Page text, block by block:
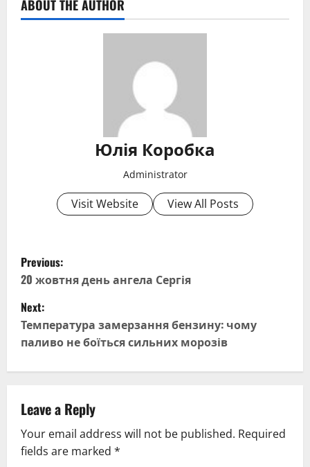
ABOUT THE AUTHOR
Юлія Коробка
Administrator
Visit Website View All Posts
P
o
s
t
n
a
v
i
Previous:
20 жовтня день ангела Сергія
Next:
Температура замерзання бензину: чому
паливо не боїться сильних морозів
Leave a Reply
Your email address will not be published. Required
fields are marked *